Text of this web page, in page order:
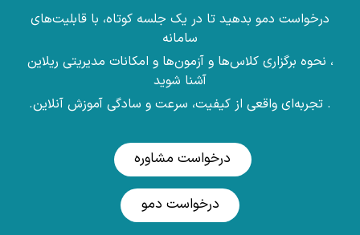
درخواست دمو بدهید تا در یک جلسه کوتاه، با قابلیت‌های
سامانه
، نحوه برگزاری کلاس‌ها و آزمون‌ها و امکانات مدیریتی ریلاین
آشنا شوید
. تجربه‌ای واقعی از کیفیت، سرعت و سادگی آموزش آنلاین.
درخواست مشاوره
درخواست دمو